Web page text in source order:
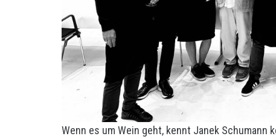
Wenn es um Wein geht, kennt Janek